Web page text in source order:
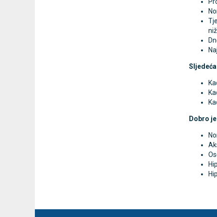
Dobro